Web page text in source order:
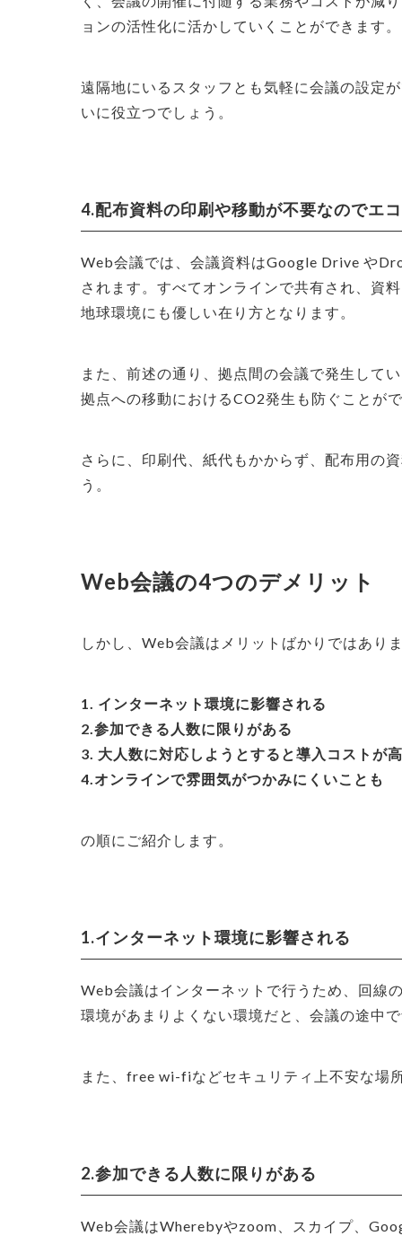
ョンの活性化に活かしていくことができます。
遠隔地にいるスタッフとも気軽に会議の設定
いに役立つでしょう。
4.配布資料の印刷や移動が不要なのでエコ
Web会議では、会議資料はGoogle Drive や
されます。すべてオンラインで共有され、資
地球環境にも優しい在り方となります。
また、前述の通り、拠点間の会議で発生して
拠点への移動におけるCO2発生も防ぐことが
さらに、印刷代、紙代もかからず、配布用の
う。
Web会議の4つのデメリット
しかし、Web会議はメリットばかりではあり
1. インターネット環境に影響される
2.参加できる人数に限りがある
3. 大人数に対応しようとすると導入コストが
4.オンラインで雰囲気がつかみにくいことも
の順にご紹介します。
1.インターネット環境に影響される
Web会議はインターネットで行うため、回線
環境があまりよくない環境だと、会議の途中
また、free wi-fiなどセキュリティ上不安な場
2.参加できる人数に限りがある
Web会議はWherebyやzoom、スカイプ、